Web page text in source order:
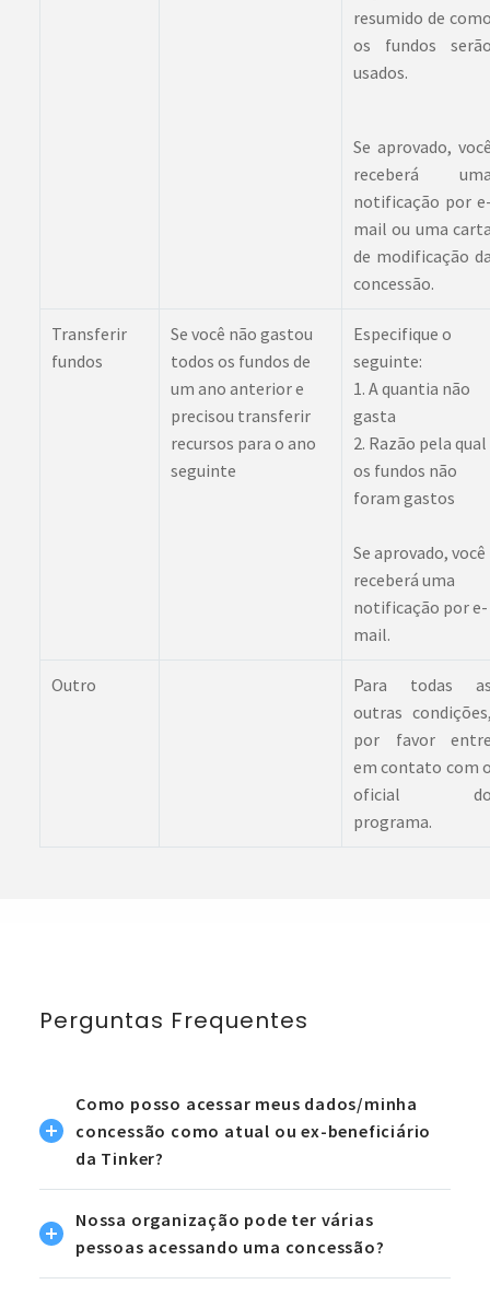
resumido de
os fundos
usados.
Se aprovado,
receberá
notificação por
mail ou uma
de modificação
concessão.
Transferir
fundos
Se você não gastou
todos os fundos de
um ano anterior e
precisou transferir
recursos para o ano
seguinte
Especifique o
seguinte:
1. A quantia não
gasta
2. Razão pela qual
os fundos não
foram gastos
Se aprovado, você
receberá uma
notificação por e-
mail.
Outro
Para todas
outras
por favor
em contato com
oficial
programa.
Perguntas Frequentes
Como posso acessar meus dados/minha
concessão como atual ou ex-beneficiário
da Tinker?
Nossa organização pode ter várias
pessoas acessando uma concessão?